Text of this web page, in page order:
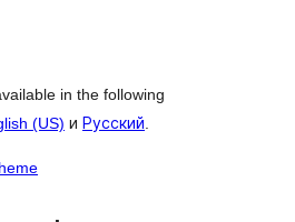
in the following
(US) и Русский.